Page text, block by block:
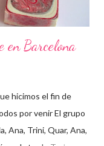
en Barcelona
hicimos el fin de
por venir El grupo
Ana, Trini, Quar, Ana,